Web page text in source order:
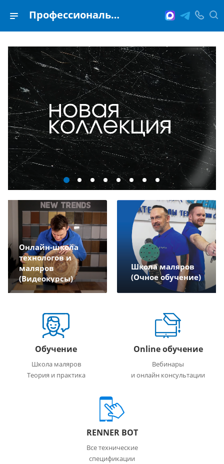
Профессиональные лакокрасочные и реставрационные материалы ЛИГА
Онлайн-школа
технологов и
маляров
(Видеокурсы)
Школа маляров
(Очное обучение)
Обучение
Школа маляров
Теория и практика
Online обучение
Вебинары
и онлайн консультации
RENNER BOT
Все технические
спецификации